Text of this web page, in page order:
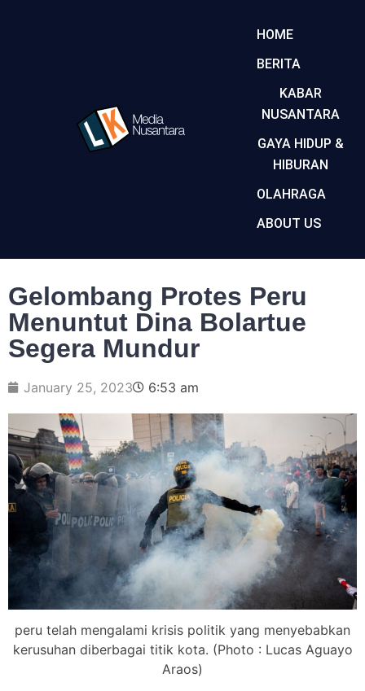
HOME
BERITA
KABAR
NUSANTARA
GAYA HIDUP &
HIBURAN
OLAHRAGA
ABOUT US
Gelombang Protes Peru
Menuntut Dina Bolartue
Segera Mundur
January 25, 2023 6:53 am
peru telah mengalami krisis politik yang menyebabkan
kerusuhan diberbagai titik kota. (Photo : Lucas Aguayo
Araos)